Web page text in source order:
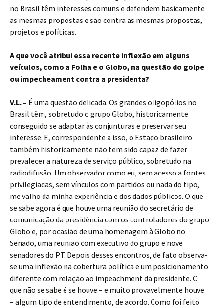
no Brasil têm interesses comuns e defendem basicamente
as mesmas propostas e são contra as mesmas propostas,
projetos e políticas.
A que você atribui essa recente inflexão em alguns
veículos, como a Folha e o Globo, na questão do golpe
ou impecheament contra a presidenta?
V.L. – É uma questão delicada. Os grandes oligopólios no
Brasil têm, sobretudo o grupo Globo, historicamente
conseguido se adaptar às conjunturas e preservar seu
interesse. E, correspondente a isso, o Estado brasileiro
também historicamente não tem sido capaz de fazer
prevalecer a natureza de serviço público, sobretudo na
radiodifusão. Um observador como eu, sem acesso a fontes
privilegiadas, sem vínculos com partidos ou nada do tipo,
me valho da minha experiência e dos dados públicos. O que
se sabe agora é que houve uma reunião do secretário de
comunicação da presidência com os controladores do grupo
Globo e, por ocasião de uma homenagem à Globo no
Senado, uma reunião com executivo do grupo e nove
senadores do PT. Depois desses encontros, de fato observa-
se uma inflexão na cobertura política e um posicionamento
diferente com relação ao impeachment da presidente. O
que não se sabe é se houve – e muito provavelmente houve
– algum tipo de entendimento, de acordo. Como foi feito